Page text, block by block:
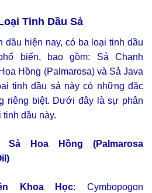
Tinh Dầu Sả
dầu hiện nay, có ba loại tinh dầu
biến, bao gồm: Sả Chanh
Hồng (Palmarosa) và Sả Java
tinh dầu sả này có những đặc
riêng biệt. Dưới đây là sự phân
tinh dầu này.
Sả Hoa Hồng (Palmarosa
Khoa Học: Cymbopogon